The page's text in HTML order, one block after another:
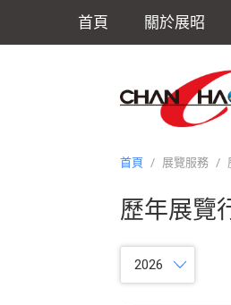
首頁 關於展昭
首頁 / 展覽服務 /
歷年展覽
2026